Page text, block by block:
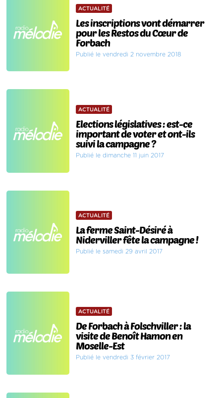
ACTUALITÉ
Les inscriptions vont démarrer
pour les Restos du Cœur de
Forbach
Publié le vendredi 2 novembre 2018
ACTUALITÉ
Elections législatives : est-ce
important de voter et ont-ils
suivi la campagne ?
Publié le dimanche 11 juin 2017
ACTUALITÉ
La ferme Saint-Désiré à
Niderviller fête la campagne !
Publié le samedi 29 avril 2017
ACTUALITÉ
De Forbach à Folschviller : la
visite de Benoît Hamon en
Moselle-Est
Publié le vendredi 3 février 2017